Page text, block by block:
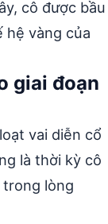
cô được bầu
hệ vàng của
giai đoạn
vai diễn cổ
là thời kỳ cô
trong lòng